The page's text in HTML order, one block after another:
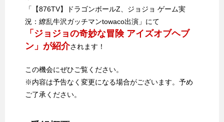
「【876TV】ドラゴンボールZ、ジョジョ ゲーム実
況：繚乱牛沢ガッチマンtowaco出演」にて
「ジョジョの奇妙な冒険 アイズオブヘブ
ン」が紹介されます！
この機会にぜひご覧ください。
※内容は予告なく変更になる場合がございます。予め
ご了承ください。